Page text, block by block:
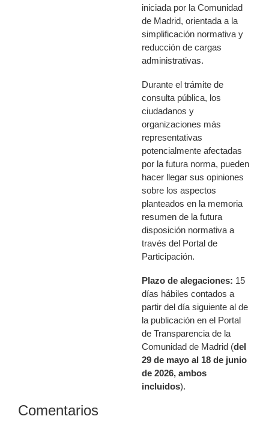
iniciada por la Comunidad
de Madrid, orientada a la
simplificación normativa y
reducción de cargas
administrativas.
Durante el trámite de
consulta pública, los
ciudadanos y
organizaciones más
representativas
potencialmente afectadas
por la futura norma, pueden
hacer llegar sus opiniones
sobre los aspectos
planteados en la memoria
resumen de la futura
disposición normativa a
través del Portal de
Participación.
Plazo de alegaciones: 15
días hábiles contados a
partir del día siguiente al de
la publicación en el Portal
de Transparencia de la
Comunidad de Madrid (del
29 de mayo al 18 de junio
de 2026, ambos
incluidos).
Comentarios